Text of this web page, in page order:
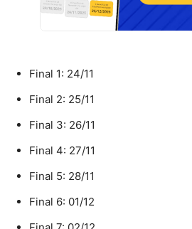
Final 1: 24/11
Final 2: 25/11
Final 3: 26/11
Final 4: 27/11
Final 5: 28/11
Final 6: 01/12